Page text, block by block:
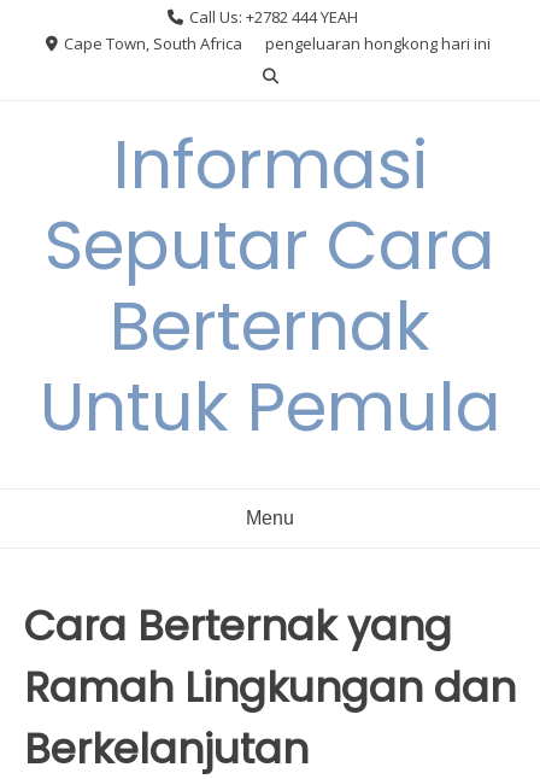
Call Us: +2782 444 YEAH
Cape Town, South Africa
pengeluaran hongkong hari ini
Informasi
Seputar Cara
Berternak
Untuk Pemula
Menu
Cara Berternak yang
Ramah Lingkungan dan
Berkelanjutan